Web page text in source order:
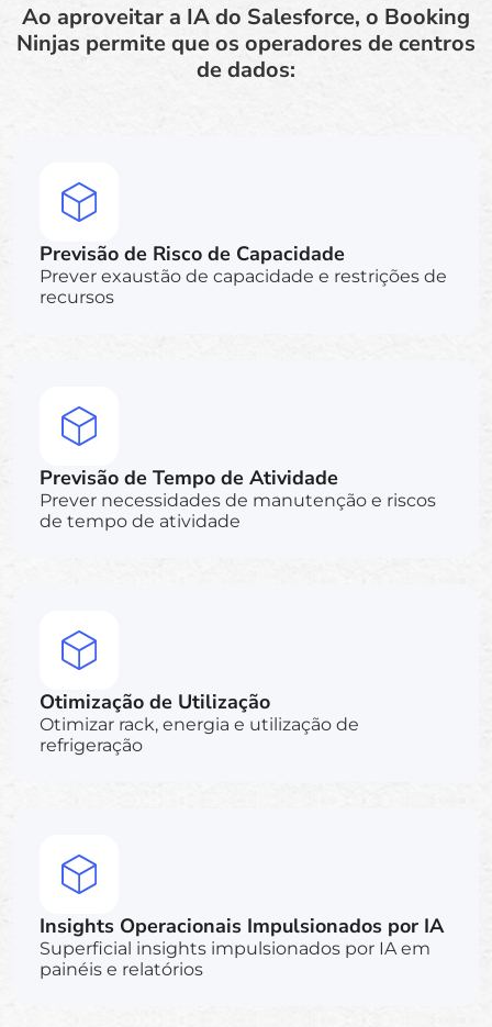
Ao aproveitar a IA do Salesforce, o Booking
Ninjas permite que os operadores de centros
de dados:
Previsão de Risco de Capacidade
Prever exaustão de capacidade e restrições de
recursos
Previsão de Tempo de Atividade
Prever necessidades de manutenção e riscos
de tempo de atividade
Otimização de Utilização
Otimizar rack, energia e utilização de
refrigeração
Insights Operacionais Impulsionados por IA
Superficial insights impulsionados por IA em
painéis e relatórios